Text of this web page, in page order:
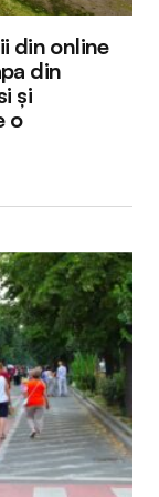
din online
din
și
o